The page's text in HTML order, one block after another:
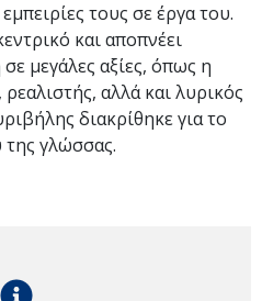
τους σε έργα του.
και αποπνέει
μεγάλες αξίες, όπως η
αλλά και λυρικός
διακρίθηκε για το
γλώσσας.